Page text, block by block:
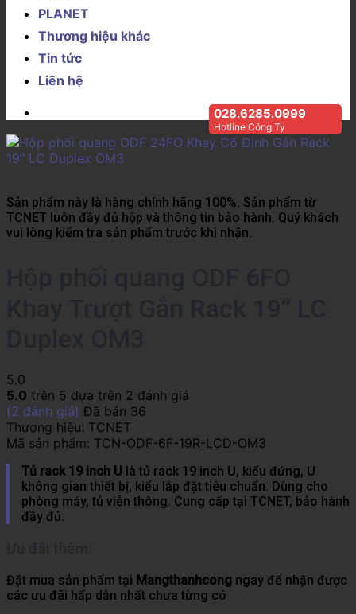
PLANET
Thương hiệu khác
Tin tức
Liên hệ
028.6285.0999
Hotline Công Ty
Sản phẩm này là hàng chính hãng 100%. Sản phẩm từ
TCNET luôn đầy đủ hộp và thông tin bảo hành. Quý khách
vui lòng kiểm tra sản phẩm trước khi nhận.
5.0
5.0 trên 5 dựa trên 2 đánh giá
(2 đánh giá) Đã bán 36
Thương hiệu: TCNET
Mã sản phẩm: TCN-ODF-6F-19R-LCD-OM3
Tủ rack 19 inch U là tủ rack 19 inch U, kiểu đứng, U
không gian thiết bị, kiểu lắp đặt tiêu chuẩn. Dùng cho
phòng máy, tủ viễn thông. Cung cấp tại TCNET, bảo hành
đầy đủ.
Đặt mua sản phẩm tại Mangthanhcong ngay để nhận được
các ưu đãi hấp dẫn nhất chưa từng có